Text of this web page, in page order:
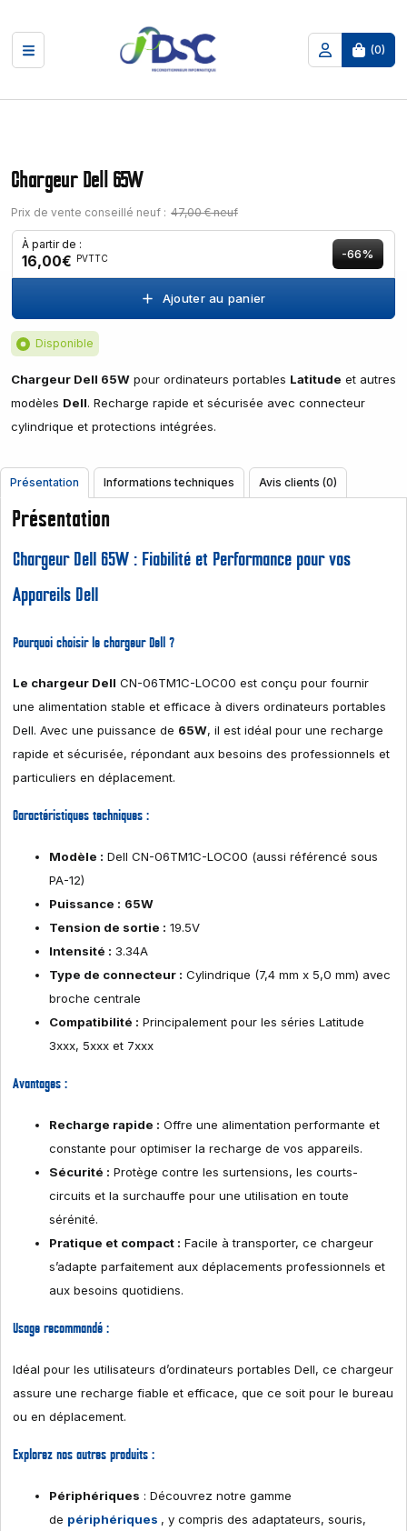
(0)
Chargeur Dell 65W
Prix de vente conseillé neuf : 47,00 € neuf
À partir de :
16,00€ PVTTC -66%
Ajouter au panier
Disponible
Chargeur Dell 65W pour ordinateurs portables Latitude et autres
modèles Dell. Recharge rapide et sécurisée avec connecteur
cylindrique et protections intégrées.
Présentation Informations techniques Avis clients (0)
Présentation
Chargeur Dell 65W : Fiabilité et Performance pour vos
Appareils Dell
Pourquoi choisir le chargeur Dell ?
Le chargeur Dell CN-06TM1C-LOC00 est conçu pour fournir
une alimentation stable et efficace à divers ordinateurs portables
Dell. Avec une puissance de 65W, il est idéal pour une recharge
rapide et sécurisée, répondant aux besoins des professionnels et
particuliers en déplacement.
Caractéristiques techniques :
Modèle : Dell CN-06TM1C-LOC00 (aussi référencé sous
PA-12)
Puissance : 65W
Tension de sortie : 19.5V
Intensité : 3.34A
Type de connecteur : Cylindrique (7,4 mm x 5,0 mm) avec
broche centrale
Compatibilité : Principalement pour les séries Latitude
3xxx, 5xxx et 7xxx
Avantages :
Recharge rapide : Offre une alimentation performante et
constante pour optimiser la recharge de vos appareils.
Sécurité : Protège contre les surtensions, les courts-
circuits et la surchauffe pour une utilisation en toute
sérénité.
Pratique et compact : Facile à transporter, ce chargeur
s’adapte parfaitement aux déplacements professionnels et
aux besoins quotidiens.
Usage recommandé :
Idéal pour les utilisateurs d’ordinateurs portables Dell, ce chargeur
assure une recharge fiable et efficace, que ce soit pour le bureau
ou en déplacement.
Explorez nos autres produits :
Périphériques : Découvrez notre gamme
de périphériques , y compris des adaptateurs, souris,